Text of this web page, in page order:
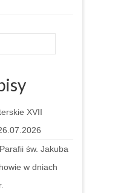
XVII
św. Jakuba
w dniach